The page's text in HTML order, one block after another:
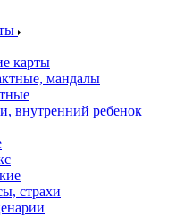
карты
мандалы
внутренний ребенок
страхи